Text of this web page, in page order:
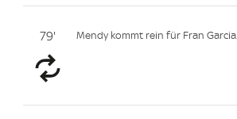
79' Mendy kommt rein für Fran Garcia.